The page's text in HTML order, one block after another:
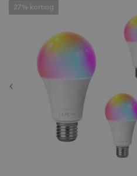
27% korting